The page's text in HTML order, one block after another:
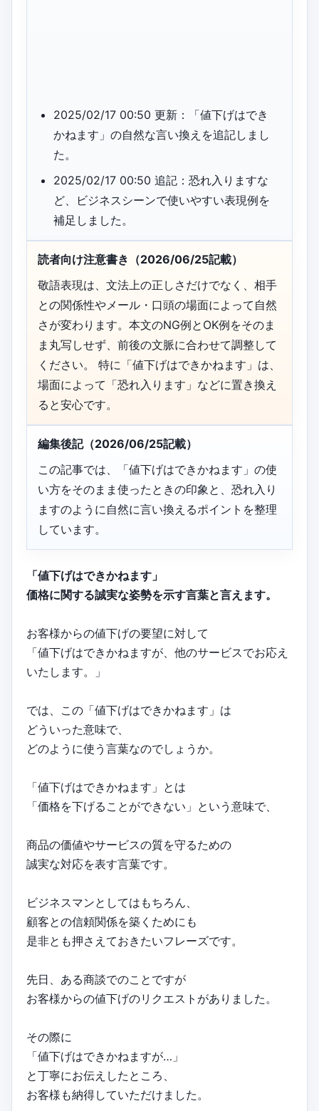
2025/02/17 00:50 更新：「値下げはでき
かねます」の自然な言い換えを追記しまし
た。
2025/02/17 00:50 追記：恐れ入りますな
ど、ビジネスシーンで使いやすい表現例を
補足しました。
読者向け注意書き（2026/06/25記載）
敬語表現は、文法上の正しさだけでなく、相手
との関係性やメール・口頭の場面によって自然
さが変わります。本文のNG例とOK例をそのま
ま丸写しせず、前後の文脈に合わせて調整して
ください。 特に「値下げはできかねます」は、
場面によって「恐れ入ります」などに置き換え
ると安心です。
編集後記（2026/06/25記載）
この記事では、「値下げはできかねます」の使
い方をそのまま使ったときの印象と、恐れ入り
ますのように自然に言い換えるポイントを整理
しています。
「値下げはできかねます」
価格に関する誠実な姿勢を示す言葉と言えます。
お客様からの値下げの要望に対して
「値下げはできかねますが、他のサービスでお応え
いたします。」
では、この「値下げはできかねます」は
どういった意味で、
どのように使う言葉なのでしょうか。
「値下げはできかねます」とは
「価格を下げることができない」という意味で、
商品の価値やサービスの質を守るための
誠実な対応を表す言葉です。
ビジネスマンとしてはもちろん、
顧客との信頼関係を築くためにも
是非とも押さえておきたいフレーズです。
先日、ある商談でのことですが
お客様からの値下げのリクエストがありました。
その際に
「値下げはできかねますが…」
と丁寧にお伝えしたところ、
お客様も納得していただけました。